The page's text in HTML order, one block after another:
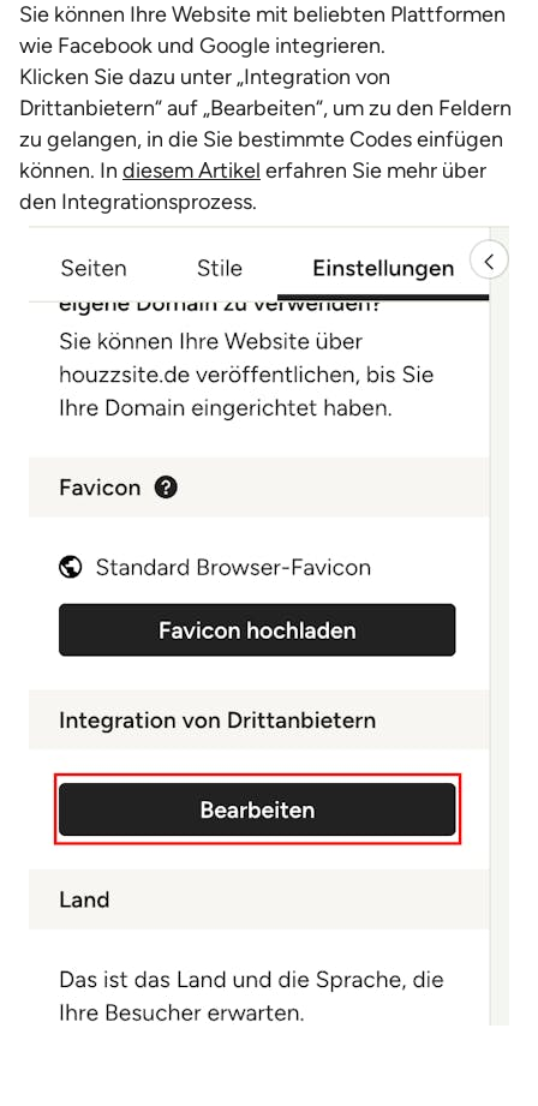
Sie können Ihre Website mit beliebten Plattformen
wie Facebook und Google integrieren.
Klicken Sie dazu unter „Integration von
Drittanbietern“ auf „Bearbeiten“, um zu den Feldern
zu gelangen, in die Sie bestimmte Codes einfügen
können. In diesem Artikel erfahren Sie mehr über
den Integrationsprozess.